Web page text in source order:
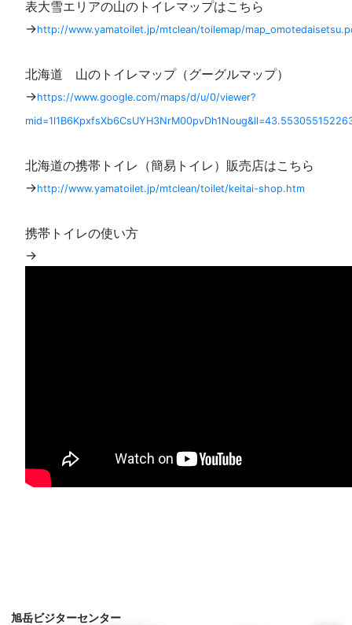
表大雪エリアの山のトイレマップはこちら
→http://www.yamatoilet.jp/mtclean/toilemap/
北海道 山のトイレマップ（グーグルマップ）
→https://www.google.com/maps/d/u/0/viewer?
北海道の携帯トイレ（簡易トイレ）販売店はこちら
→http://www.yamatoilet.jp/mtclean/toilet/keitai-shop.htm
携帯トイレの使い方
→
旭岳ビジターセンター